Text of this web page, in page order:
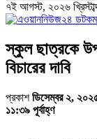
৭ই আগস্ট, ২০২৬
স্কুল ছাত্রকে
বিচারের দাবি
প্রকাশডিসেম্বর ২,
১১:৩৯ পূর্বাহ্ণ